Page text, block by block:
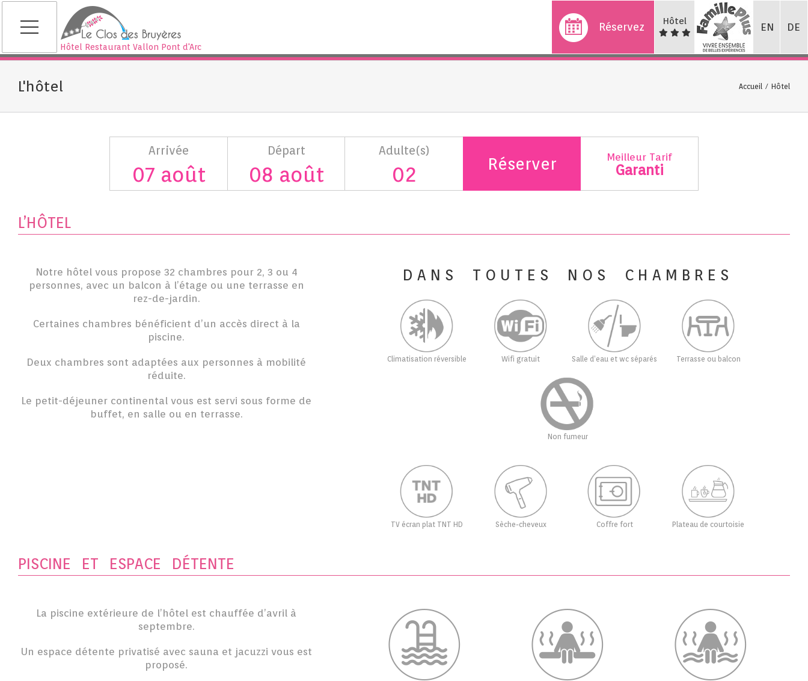
Skip
content
Réservez Hôtel EN DE
Hôtel Restaurant Vallon Pont d'Arc
L'hôtel Accueil / Hôtel
Arrivée Départ Adulte(s)
Réserver Meilleur Tarif
Garanti
L’HÔTEL
Notre hôtel vous propose 32 chambres pour 2, 3 ou 4
personnes, avec un balcon à l’étage ou une terrasse en
rez-de-jardin.
Certaines chambres bénéficient d’un accès direct à la
piscine.
Deux chambres sont adaptées aux personnes à mobilité
réduite.
Le petit-déjeuner continental vous est servi sous forme de
buffet, en salle ou en terrasse.
DANS TOUTES NOS CHAMBRES
Climatisation réversible Wifi gratuit Salle d’eau et wc séparés Terrasse ou balcon
Non fumeur
TV écran plat TNT HD Sèche-cheveux Coffre fort Plateau de courtoisie
PISCINE ET ESPACE DÉTENTE
La piscine extérieure de l’hôtel est chauffée d’avril à
septembre.
Un espace détente privatisé avec sauna et jacuzzi vous est
proposé.